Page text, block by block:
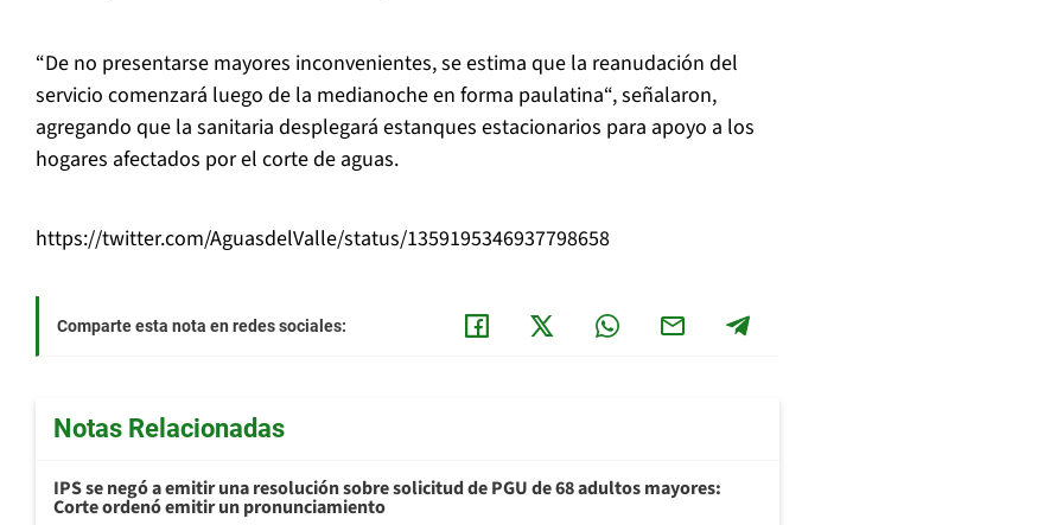
“De no presentarse mayores inconvenientes, se estima que la reanudación del
servicio comenzará luego de la medianoche en forma paulatina“, señalaron,
agregando que la sanitaria desplegará estanques estacionarios para apoyo a los
hogares afectados por el corte de aguas.
https://twitter.com/AguasdelValle/status/1359195346937798658
Comparte esta nota en redes sociales:
Notas Relacionadas
IPS se negó a emitir una resolución sobre solicitud de PGU de 68 adultos mayores:
Corte ordenó emitir un pronunciamiento